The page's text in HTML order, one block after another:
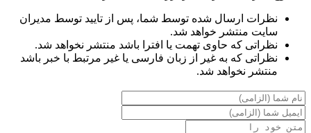
نظرات ارسال شده توسط شما، پس از تایید توسط مدیران
سایت منتشر خواهد شد.
نظراتی که حاوی تهمت یا افترا باشد منتشر نخواهد شد.
نظراتی که به غیر از زبان فارسی یا غیر مرتبط با خبر باشد
منتشر نخواهد شد.